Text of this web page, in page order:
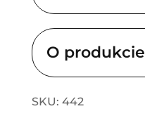
O produkcie
SKU: 442